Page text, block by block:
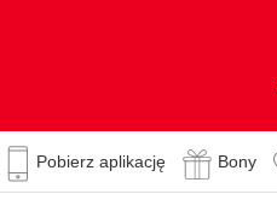
Pobierz aplikację Bony